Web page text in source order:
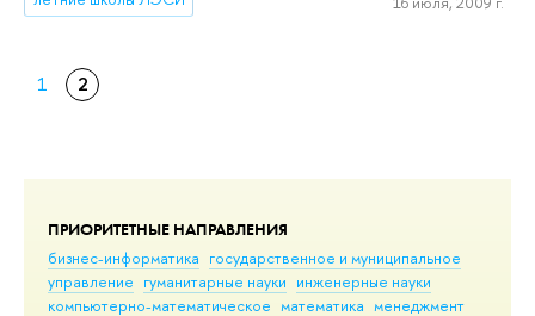
ПРИОРИТЕТНЫЕ НАПРАВЛЕНИЯ
бизнес-информатика государственное и муниципальное
управление гуманитарные науки инженерные науки
компьютерно-математическое математика менеджмент
1 2